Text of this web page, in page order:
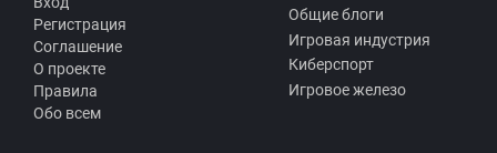
Регистрация
Соглашение
О проекте
Правила
Обо всем
Общие блоги
Игровая индустрия
Киберспорт
Игровое железо